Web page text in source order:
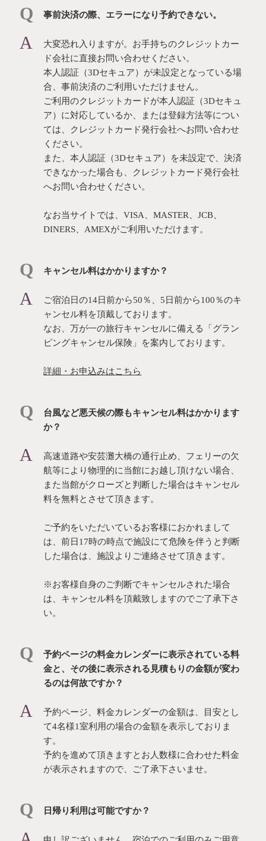
事前決済の際、エラーになり予約できない。
大変恐れ入りますが。お手持ちのクレジットカー
ド会社に直接お問い合わせください。
本人認証（3Dセキュア）が未設定となっている場
合、事前決済のご利用いただけません。
ご利用のクレジットカードが本人認証（3Dセキュ
ア）に対応しているか、または登録方法等につい
ては、クレジットカード発行会社へお問い合わせ
ください。
また、本人認証（3Dセキュア）を未設定で、決済
できなかった場合も、クレジットカード発行会社
へお問い合わせください。
なお当サイトでは、VISA、MASTER、JCB、
DINERS、AMEXがご利用いただけます。
キャンセル料はかかりますか？
ご宿泊日の14⽇前から50％、5⽇前から100％のキ
ャンセル料を頂戴しております。
なお、万が一の旅行キャンセルに備える「グラン
ピングキャンセル保険」を案内しております。
詳細・お申込みはこちら
台風など悪天候の際もキャンセル料はかかります
か？
高速道路や安芸灘大橋の通行止め、フェリーの欠
航等により物理的に当館にお越し頂けない場合、
また当館がクローズと判断した場合はキャンセル
料を無料とさせて頂きます。
ご予約をいただいているお客様におかれまして
は、前日17時の時点で施設にて危険を伴うと判断
した場合は、施設よりご連絡させて頂きます。
※お客様自身のご判断でキャンセルされた場合
は、キャンセル料を頂戴致しますのでご了承下さ
い。
予約ページの料金カレンダーに表示されている料
金と、その後に表示される見積もりの金額が変わ
るのは何故ですか？
予約ページ、料金カレンダーの金額は、目安とし
て4名様1室利用の場合の金額を表示しておりま
す。
予約を進めて頂きますとお人数様に合わせた料金
が表示されますので、ご了承下さいませ。
日帰り利用は可能ですか？